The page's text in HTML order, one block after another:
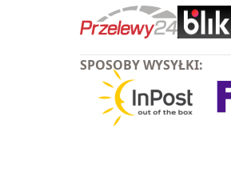
SPOSOBY WYSYŁKI: